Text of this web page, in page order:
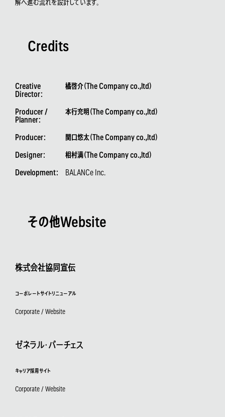
解へ進む流れを設計しています。
Credits
Creative
Director：
橘啓介（The Company co.,ltd）
Producer /
Planner：
本行充明（The Company co.,ltd）
Producer： 関口悠太（The Company co.,ltd）
Designer： 相村満（The Company co.,ltd）
Development： BALANCe Inc.
その他Website
株式会社協同宣伝
コーポレートサイトリニューアル
Corporate / Website
ゼネラル・パーチェス
キャリア採用サイト
Corporate / Website